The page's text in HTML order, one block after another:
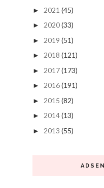
► 2021 (45)
► 2020(33)
► 2019 (51)
► 2018 (121)
► 2017(173)
► 2016(191)
► 2015 (82)
► 2014(13)
► 2013 (55)